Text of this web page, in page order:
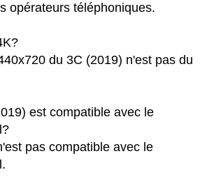
opérateurs téléphoniques.
du 3C (2019) n'est pas du
est compatible avec le
pas compatible avec le